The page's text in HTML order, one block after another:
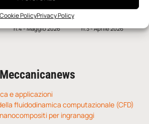
Cookie PolicyPrivacy Policy
n.4 - Maggio 2026 n.3 - Aprile 2026
e applicazioni
fluidodinamica computazionale (CFD)
per ingranaggi